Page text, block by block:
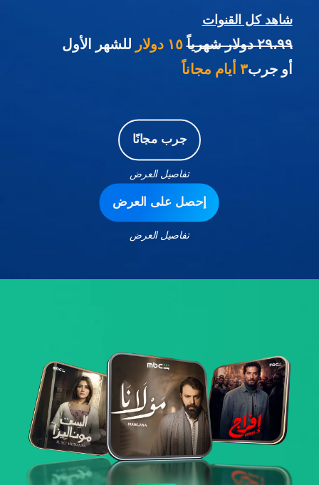
شاهد كل القنوات
٢٩،٩٩ دولار شهرياً ١٥ دولار
للشهر الأول
أو جرب٣ أيام مجاناً
جرب مجانًا
تفاصيل العرض
إحصل على العرض
تفاصيل العرض